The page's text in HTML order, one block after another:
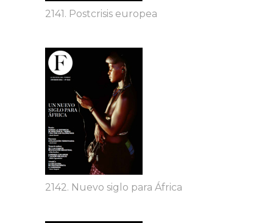
2141. Postcrisis europea
2142. Nuevo siglo para África